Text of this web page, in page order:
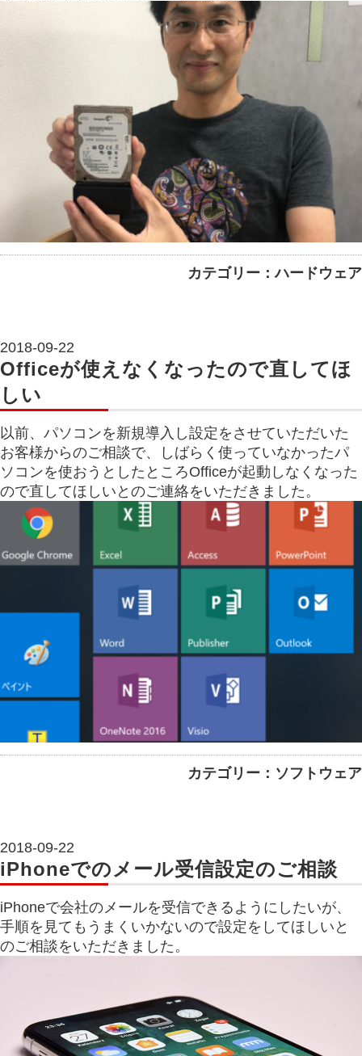
カテゴリー：ハードウェア
2018-09-22
Officeが使えなくなったので直してほ
しい
以前、パソコンを新規導入し設定をさせていただいた
お客様からのご相談で、しばらく使っていなかったパ
ソコンを使おうとしたところOfficeが起動しなくなった
ので直してほしいとのご連絡をいただきました。
カテゴリー：ソフトウェア
2018-09-22
iPhoneでのメール受信設定のご相談
iPhoneで会社のメールを受信できるようにしたいが、
手順を見てもうまくいかないので設定をしてほしいと
のご相談をいただきました。